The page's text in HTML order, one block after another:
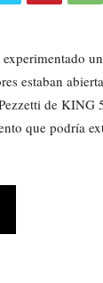
estaban
de KING
que podría